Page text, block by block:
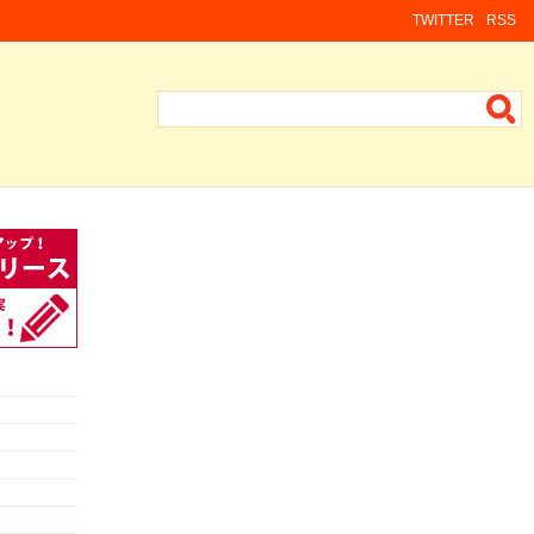
RSS
TWITTER